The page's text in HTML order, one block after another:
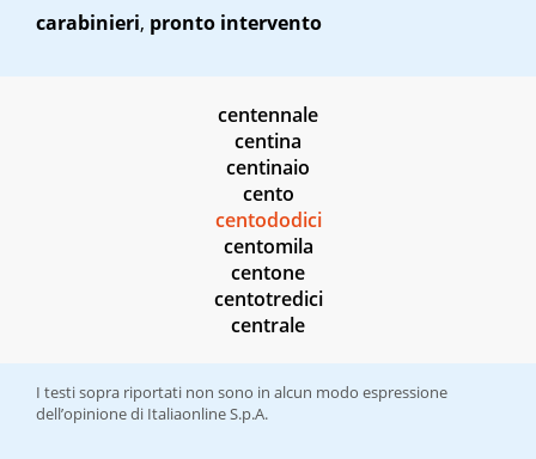
carabinieri, pronto intervento
centennale
centina
centinaio
cento
centododici
centomila
centone
centotredici
centrale
I testi sopra riportati non sono in alcun modo espressione
dell’opinione di Italiaonline S.p.A.